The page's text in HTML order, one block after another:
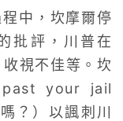
中，坎摩爾停
批評，川普在
視不佳等。坎
your jail
？）以諷刺川